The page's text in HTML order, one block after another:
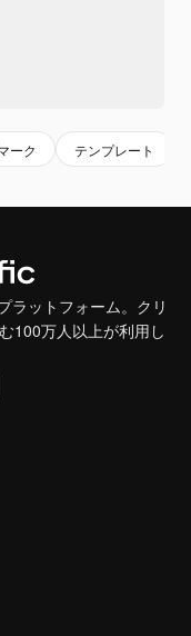
ーク テンプレート
ラットフォーム。クリ
100万人以上が利用し